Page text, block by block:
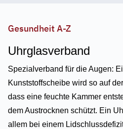
Gesundheit A-Z
Uhrglasverband
Spezialverband für die Augen:
Kunststoffscheibe wird so auf
dass eine feuchte Kammer
dem Austrocknen schützt. Ein
allem bei einem